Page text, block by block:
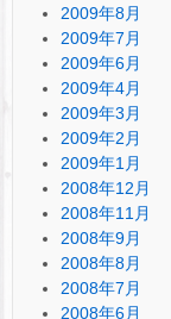
2009年8月
2009年7月
2009年6月
2009年4月
2009年3月
2009年2月
2009年1月
2008年12月
2008年11月
2008年9月
2008年8月
2008年7月
2008年6月